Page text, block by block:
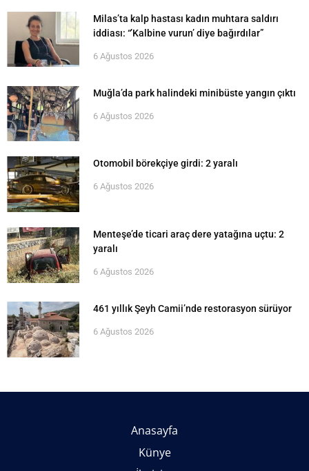
Milas’ta kalp hastası kadın muhtara saldırı
iddiası: “’Kalbine vurun’ diye bağırdılar”
6 Ağustos 2026
Muğla’da park halindeki minibüste yangın çıktı
6 Ağustos 2026
Otomobil börekçiye girdi: 2 yaralı
6 Ağustos 2026
Menteşe’de ticari araç dere yatağına uçtu: 2
yaralı
6 Ağustos 2026
461 yıllık Şeyh Camii’nde restorasyon sürüyor
6 Ağustos 2026
Anasayfa
Künye